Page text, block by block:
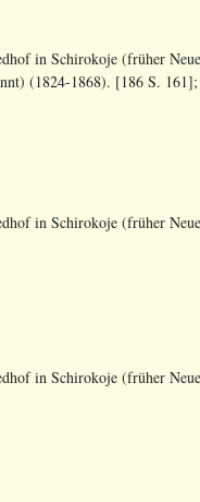
in Schirokoje (früher
(1824-1868). [186 S.
in Schirokoje (früher
in Schirokoje (früher